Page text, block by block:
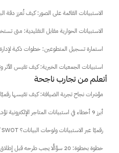
الاستبيانات القائمة على الصور: كيف تُعزز دقة
الاستبيانات الحوارية مقابل التقليدية: متى
استمارة تسجيل المتطوعين: خطوات ذكية
استبيانات الجمعيات الخيرية: كيف تقيس
مؤشرات نجاح تجربة الضيافة: كيف تقيسها رقميًا
أبرز 9 أخطاء في استبيانات المتاجر الإلكترونية تؤدي لقرارات خاطئة
كيف تنفّذ تحليل SWOT رقميًا عبر الاستبيانات ولوحات البيانات؟
خطوة بخطوة: 20 سؤالًا يجب طرحه قبل إطلاق منتج أو خدمة جديدة